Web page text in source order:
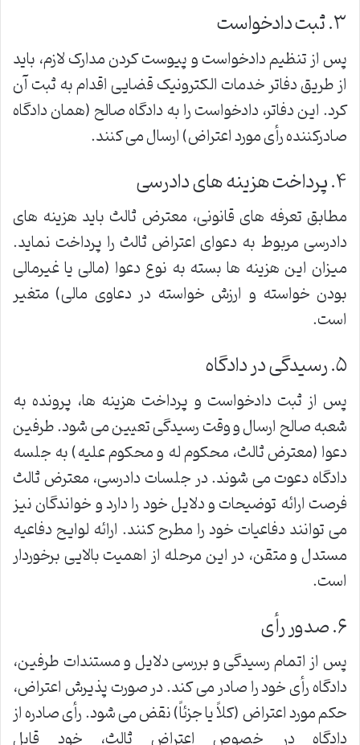
۳. ثبت دادخواست
پس از تنظیم دادخواست و پیوست کردن مدارک لازم، باید
از طریق دفاتر خدمات الکترونیک قضایی اقدام به ثبت آن
کرد. این دفاتر، دادخواست را به دادگاه صالح (همان دادگاه
صادرکننده رأی مورد اعتراض) ارسال می کنند.
۴. پرداخت هزینه های دادرسی
مطابق تعرفه های قانونی، معترض ثالث باید هزینه های
دادرسی مربوط به دعوای اعتراض ثالث را پرداخت نماید.
میزان این هزینه ها بسته به نوع دعوا (مالی یا غیرمالی
بودن خواسته و ارزش خواسته در دعاوی مالی) متغیر
است.
۵. رسیدگی در دادگاه
پس از ثبت دادخواست و پرداخت هزینه ها، پرونده به
شعبه صالح ارسال و وقت رسیدگی تعیین می شود. طرفین
دعوا (معترض ثالث، محکوم له و محکوم علیه) به جلسه
دادگاه دعوت می شوند. در جلسات دادرسی، معترض ثالث
فرصت ارائه توضیحات و دلایل خود را دارد و خواندگان نیز
می توانند دفاعیات خود را مطرح کنند. ارائه لوایح دفاعیه
مستدل و متقن، در این مرحله از اهمیت بالایی برخوردار
است.
۶. صدور رأی
پس از اتمام رسیدگی و بررسی دلایل و مستندات طرفین،
دادگاه رأی خود را صادر می کند. در صورت پذیرش اعتراض،
حکم مورد اعتراض (کلاً یا جزئاً) نقض می شود. رأی صادره از